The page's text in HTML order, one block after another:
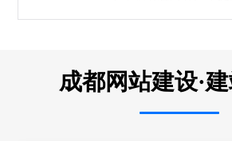
成都网站建设·